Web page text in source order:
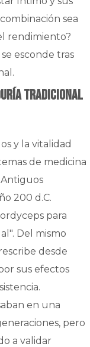
sea
rendimiento?
esconde tras
tradicional
y la vitalidad
de medicina
200 d.C.
para
Del mismo
desde
sus efectos
en una
pero
a validar